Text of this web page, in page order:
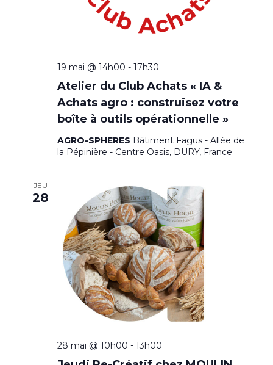
Atelier du Club Achats « IA &
Achats agro : construisez votre
boîte à outils opérationnelle »
19 mai @ 14h00 - 17h30
AGRO-SPHERES Bâtiment Fagus - Allée de
la Pépinière - Centre Oasis, DURY, France
JEU
28
28 mai @ 10h00 - 13h00